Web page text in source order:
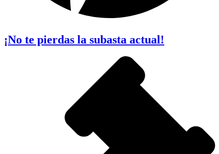
¡No te pierdas la subasta actual!